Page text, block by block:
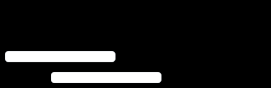
Απαιτείται